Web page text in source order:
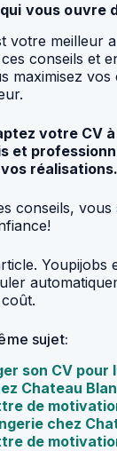
vous ouvre
votre meilleur
conseils et
maximisez vos
votre CV
et
réalisations.
conseils,
Youpijobs
sujet:
son CV pour
Chateau
de
chez
de